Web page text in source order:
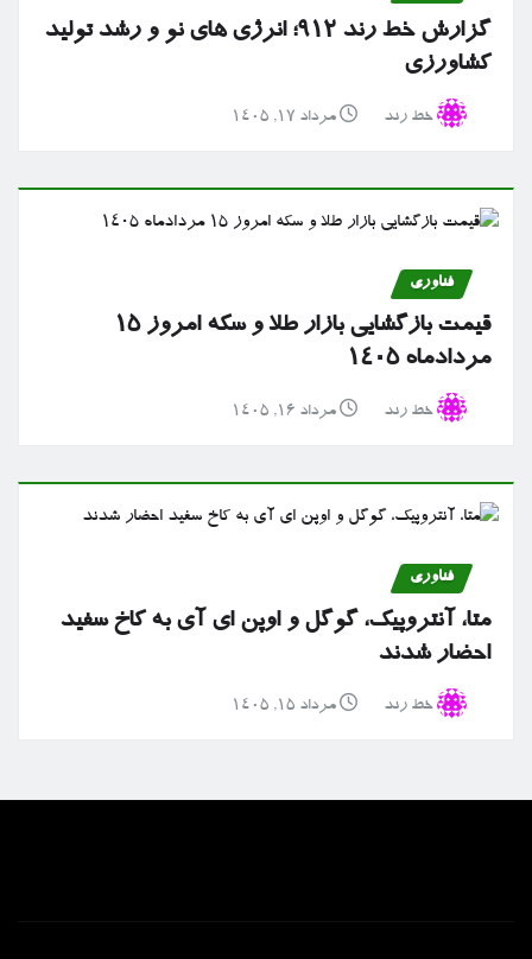
گزارش خط رند ۹۱۲؛ انرژی های نو و رشد تولید
کشاورزی
خط رند مرداد ۱۷, ۱۴۰۵
فناوری
قیمت بازگشایی بازار طلا و سکه امروز ۱۵
مردادماه ۱۴۰۵
خط رند مرداد ۱۶, ۱۴۰۵
فناوری
متا، آنتروپیک، گوگل و اوپن ای آی به کاخ سفید
احضار شدند
خط رند مرداد ۱۵, ۱۴۰۵